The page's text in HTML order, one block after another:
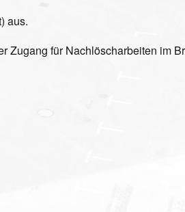
aus.
Zugang für Nachlöscharbeiten im